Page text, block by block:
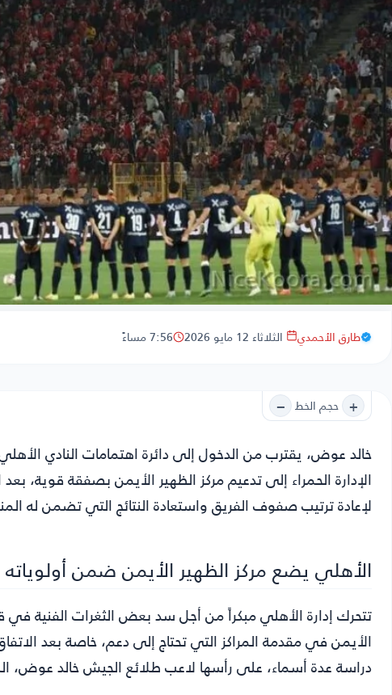
طارق الأحمدي الثلاثاء 12 مايو 2026 7:56 مساءً
+ حجم الخط −
خالد عوض، يقترب من الدخول إلى دائرة اهتمامات النادي
الإدارة الحمراء إلى تدعيم مركز الظهير الأيمن بصفقة
لإعادة ترتيب صفوف الفريق واستعادة النتائج التي تضمن له
الأهلي يضع مركز الظهير الأيمن ضمن أولوياته
تتحرك إدارة الأهلي مبكراً من أجل سد بعض الثغرات الفنية في
الأيمن في مقدمة المراكز التي تحتاج إلى دعم، خاصة بعد
دراسة عدة أسماء، على رأسها لاعب طلائع الجيش خالد عوض،